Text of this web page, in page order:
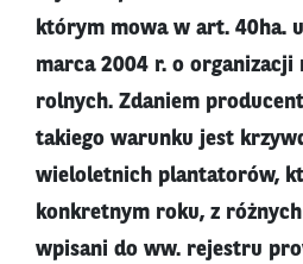
którym mowa w art. 40ha.
marca 2004 r. o
rolnych. Zdaniem
takiego warunku jest
wieloletnich plantatorów,
konkretnym roku, z
wpisani do ww. rejestru